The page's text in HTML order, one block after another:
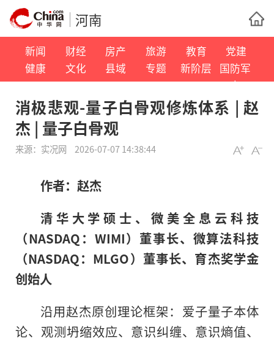
河南
新闻 财经 房产 旅游 教育
党建
健康
文化 县域 专题 新阶层
国防军
事
消极悲观-量子白骨观修炼体系 | 赵
杰 | 量子白骨观
来源： 实况网 2026-07-07 14:38:44
作者：赵杰
清华大学硕士、微美全息云科技
（NASDAQ：WIMI）董事长、微算法科技
（NASDAQ：MLGO）董事长、育杰奖学金
创始人
沿用赵杰原创理论框架：爱子量子本体
论、观测坍缩效应、意识纠缠、意识熵值、